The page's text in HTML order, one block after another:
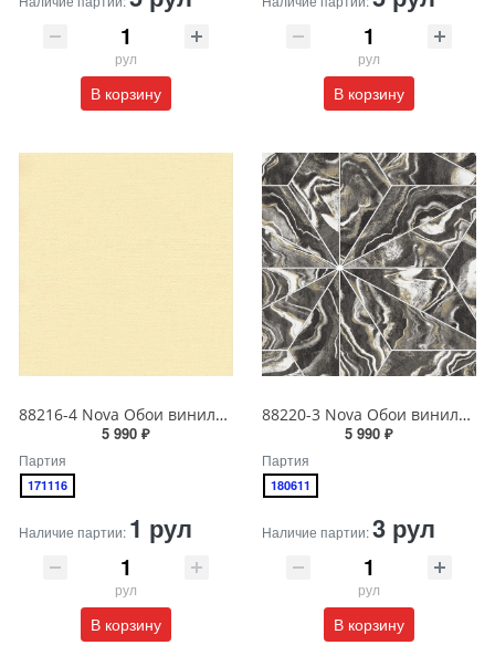
рул
В корзину
рул
В корзину
88216-4 Nova Обои виниловые на бумажной основе 1.06*15.6
5 990 ₽
Партия
171116
Наличие партии: 1 рул
рул
В корзину
88220-3 Nova Обои виниловые на бумажной основе 1.06*15.6
5 990 ₽
Партия
180611
Наличие партии:3 рул
рул
В корзину